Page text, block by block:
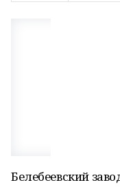
Белебеевский